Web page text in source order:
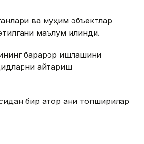
ва муҳим объектлар
маълум қилинди.
барқарор ишлашини
қайтариш
бир қатор аниқ топшириқлар